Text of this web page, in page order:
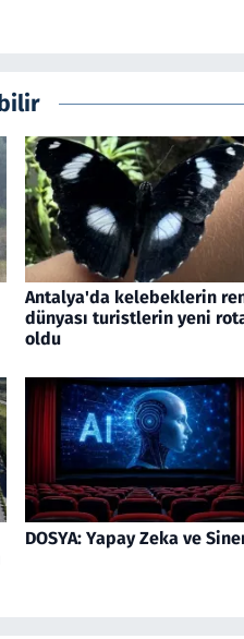
Antalya'da kelebeklerin
dünyası turistlerin yeni
oldu
DOSYA: Yapay Zeka ve